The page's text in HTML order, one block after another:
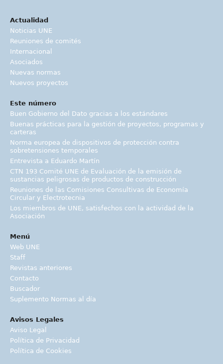
Actualidad
Noticias UNE
Reuniones de comités
Internacional
Asociados
Nuevas normas
Nuevos proyectos
Este número
Buen Gobierno del Dato gracias a los estándares
Buenas prácticas para la gestión de proyectos, programas y
carteras
Norma europea de dispositivos de protección contra
sobretensiones temporales
Entrevista a Eduardo Martín
CTN 193 Comité UNE de Evaluación de la emisión de
sustancias peligrosas de productos de construcción
Reuniones de las Comisiones Consultivas de Economía
Circular y Electrotecnia
Los miembros de UNE, satisfechos con la actividad de la
Asociación
Menú
Web UNE
Staff
Revistas anteriores
Contacto
Buscador
Suplemento Normas al día
Avisos Legales
Aviso Legal
Política de Privacidad
Política de Cookies